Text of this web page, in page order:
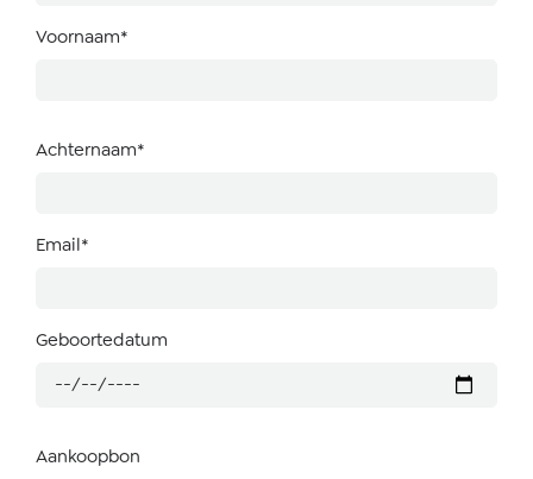
Voornaam*
Achternaam*
Email*
Geboortedatum
Aankoopbon